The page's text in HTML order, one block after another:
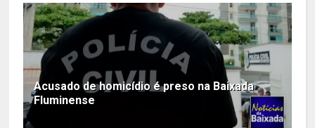
Acusado de homicídio é preso na Baixada
Fluminense